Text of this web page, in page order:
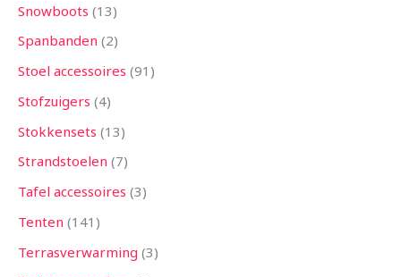
Snowboots 13
Spanbanden 2
Stoel accessoires 91
Stofzuigers 4
Stokkensets 13
Strandstoelen 7
Tafel accessoires 3
Tenten 141
Terrasverwarming 3